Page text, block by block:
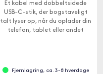
Et kabel med dobbeltsidede
USB-C-stik, der bogstaveligt
talt lyser op, når du oplader din
telefon, tablet eller andet
Fjernlagring, ca. 3-8 hverdage